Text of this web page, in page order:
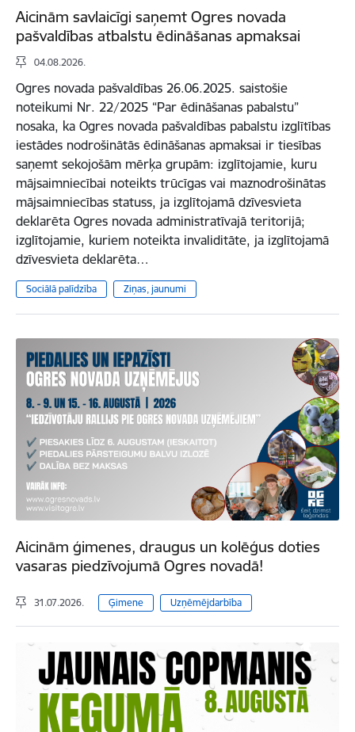
Aicinām savlaicīgi saņemt Ogres novada
pašvaldības atbalstu ēdināšanas apmaksai
04.08.2026.
Ogres novada pašvaldības 26.06.2025. saistošie
noteikumi Nr. 22/2025 “Par ēdināšanas pabalstu”
nosaka, ka Ogres novada pašvaldības pabalstu izglītības
iestādes nodrošinātās ēdināšanas apmaksai ir tiesības
saņemt sekojošām mērķa grupām: izglītojamie, kuru
mājsaimniecībai noteikts trūcīgas vai maznodrošinātas
mājsaimniecības statuss, ja izglītojamā dzīvesvieta
deklarēta Ogres novada administratīvajā teritorijā;
izglītojamie, kuriem noteikta invaliditāte, ja izglītojamā
dzīvesvieta deklarēta…
Sociālā palīdzība Ziņas, jaunumi
Aicinām ģimenes, draugus un kolēģus doties
vasaras piedzīvojumā Ogres novadā!
31.07.2026. Ģimene Uzņēmējdarbība